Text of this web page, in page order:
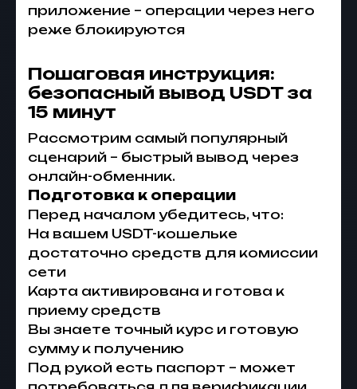
приложение – операции через него
реже блокируются
Пошаговая инструкция:
безопасный вывод USDT за
15 минут
Рассмотрим самый популярный
сценарий – быстрый вывод через
онлайн-обменник.
Подготовка к операции
Перед началом убедитесь, что:
На вашем USDT-кошельке
достаточно средств для комиссии
сети
Карта активирована и готова к
приему средств
Вы знаете точный курс и готовую
сумму к получению
Под рукой есть паспорт – может